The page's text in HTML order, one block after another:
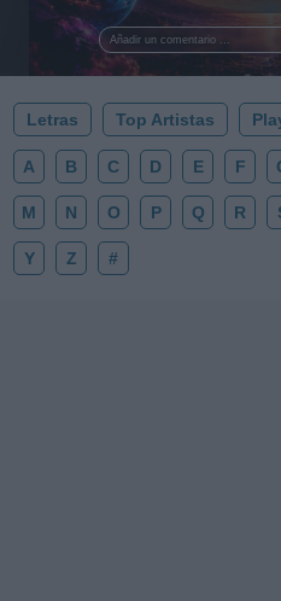
Añadir un comentario ...
al firmamento y siente la
esta colección para tu
✨⭐
Letras Top Artistas
A B C D E F
M N O P Q R
Y Z #